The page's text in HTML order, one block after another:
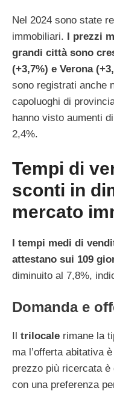
Nel 2024 sono state
immobiliari. I prezzi
grandi città sono
(+3,7%) e Verona
sono registrati anche
capoluoghi di
hanno visto aumenti
2,4%.
Tempi di
sconti in
mercato
I tempi medi di
attestano sui 109
diminuito al 7,8%,
Domanda e
Il trilocale rimane la
ma l’offerta abitativa
prezzo più ricercata è
con una preferenza